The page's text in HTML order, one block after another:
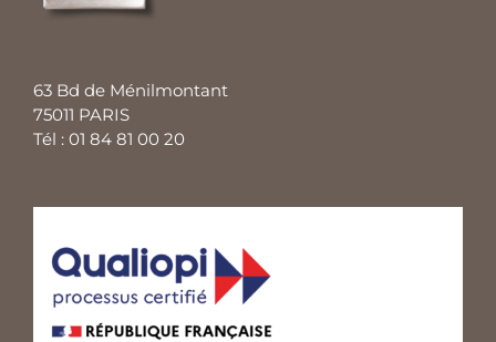
63 Bd de Ménilmontant
75011 PARIS
Tél : 01 84 81 00 20